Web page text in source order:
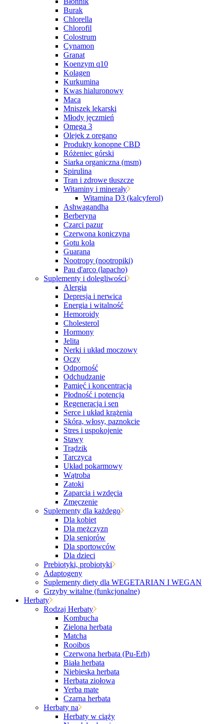
Burak
Chlorella
Chlorofil
Colostrum
Cynamon
Granat
Koenzym q10
Kolagen
Kurkumina
Kwas hialuronowy
Maca
Mniszek lekarski
Młody jęczmień
Omega 3
Olejek z oregano
Produkty konopne CBD
Różeniec górski
Siarka organiczna (msm)
Spirulina
Tran i zdrowe tłuszcze
Witaminy i minerały
Witamina D3 (kalcyferol)
Ashwagandha
Berberyna
Czarci pazur
Czerwona koniczyna
Gotu kola
Guarana
Nootropy (nootropiki)
Pau d'arco (lapacho)
Suplementy i dolegliwości
Alergia
Depresja i nerwica
Energia i witalność
Hemoroidy
Cholesterol
Hormony
Jelita
Nerki i układ moczowy
Oczy
Odporność
Odchudzanie
Pamięć i koncentracja
Płodność i potencja
Regeneracja i sen
Serce i układ krążenia
Skóra, włosy, paznokcie
Stres i uspokojenie
Stawy
Trądzik
Tarczyca
Układ pokarmowy
Wątroba
Zatoki
Zaparcia i wzdęcia
Zmęczenie
Suplementy dla każdego
Dla kobiet
Dla mężczyzn
Dla seniorów
Dla sportowców
Dla dzieci
Prebiotyki, probiotyki
Adaptogeny
Suplementy diety dla WEGETARIAN I WEGAN
Grzyby witalne (funkcjonalne)
Herbaty
Rodzaj Herbaty
Kombucha
Zielona herbata
Matcha
Rooibos
Czerwona herbata (Pu-Erh)
Biała herbata
Niebieska herbata
Herbata ziołowa
Yerba mate
Czarna herbata
Herbaty na
Herbaty w ciąży